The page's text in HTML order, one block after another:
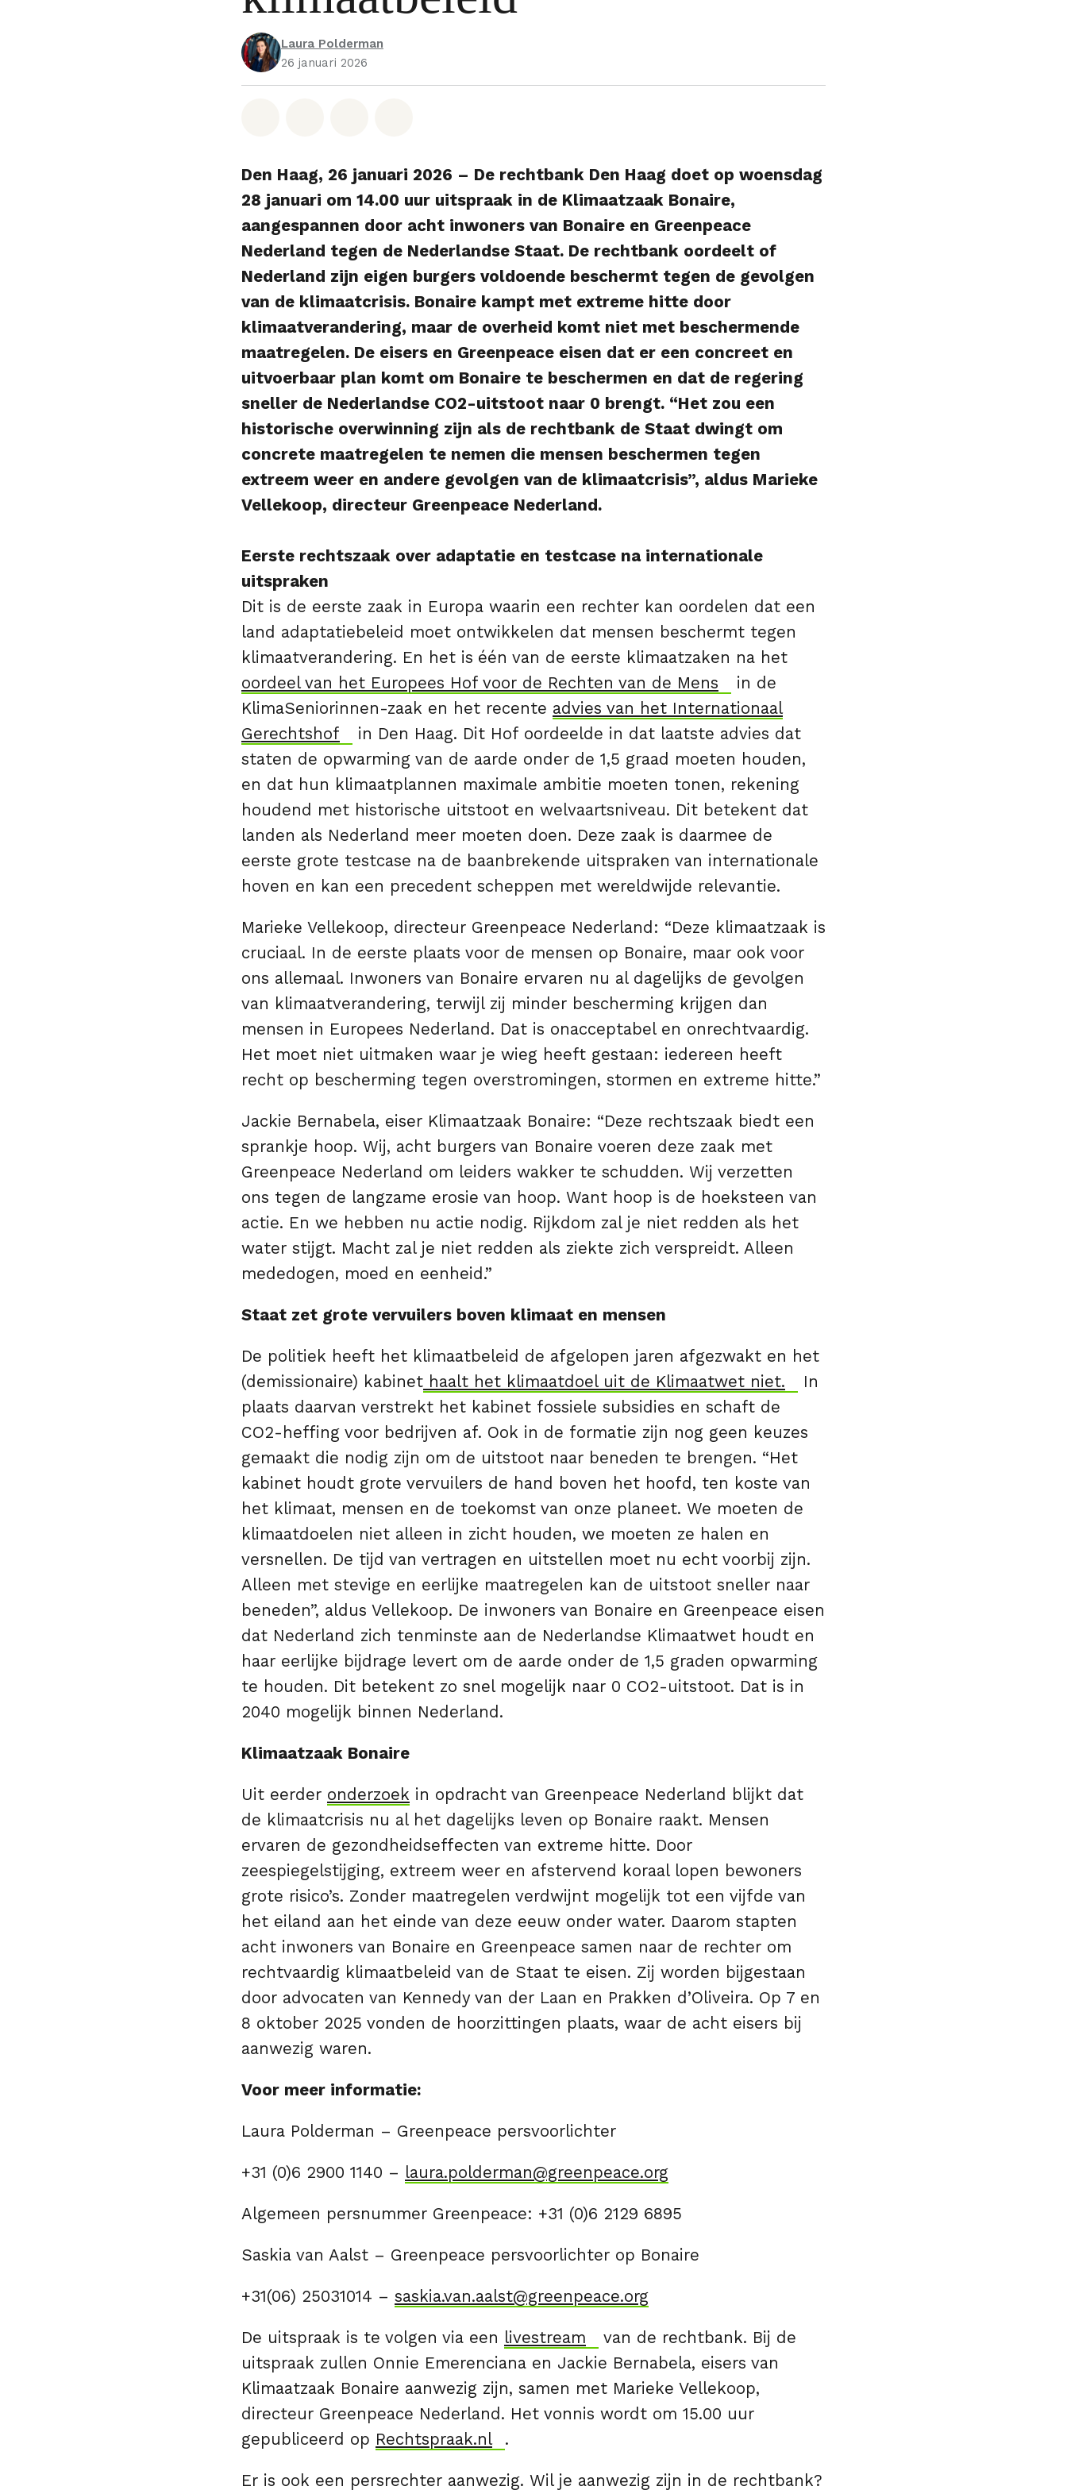
Laura Polderman
26 januari 2026
Den Haag, 26 januari 2026 – De rechtbank Den Haag doet op woensdag
28 januari om 14.00 uur uitspraak in de Klimaatzaak Bonaire,
aangespannen door acht inwoners van Bonaire en Greenpeace
Nederland tegen de Nederlandse Staat. De rechtbank oordeelt of
Nederland zijn eigen burgers voldoende beschermt tegen de gevolgen
van de klimaatcrisis. Bonaire kampt met extreme hitte door
klimaatverandering, maar de overheid komt niet met beschermende
maatregelen. De eisers en Greenpeace eisen dat er een concreet en
uitvoerbaar plan komt om Bonaire te beschermen en dat de regering
sneller de Nederlandse CO2-uitstoot naar 0 brengt. “Het zou een
historische overwinning zijn als de rechtbank de Staat dwingt om
concrete maatregelen te nemen die mensen beschermen tegen
extreem weer en andere gevolgen van de klimaatcrisis”, aldus Marieke
Vellekoop, directeur Greenpeace Nederland.
Eerste rechtszaak over adaptatie en testcase na internationale
uitspraken
Dit is de eerste zaak in Europa waarin een rechter kan oordelen dat een
land adaptatiebeleid moet ontwikkelen dat mensen beschermt tegen
klimaatverandering. En het is één van de eerste klimaatzaken na het
oordeel van het Europees Hof voor de Rechten van de Mens
in de
KlimaSeniorinnen-zaak en het recente advies van het Internationaal
Gerechtshof
in Den Haag. Dit Hof oordeelde in dat laatste advies dat
staten de opwarming van de aarde onder de 1,5 graad moeten houden,
en dat hun klimaatplannen maximale ambitie moeten tonen, rekening
houdend met historische uitstoot en welvaartsniveau. Dit betekent dat
landen als Nederland meer moeten doen. Deze zaak is daarmee de
eerste grote testcase na de baanbrekende uitspraken van internationale
hoven en kan een precedent scheppen met wereldwijde relevantie.
Marieke Vellekoop, directeur Greenpeace Nederland: “Deze klimaatzaak is
cruciaal. In de eerste plaats voor de mensen op Bonaire, maar ook voor
ons allemaal. Inwoners van Bonaire ervaren nu al dagelijks de gevolgen
van klimaatverandering, terwijl zij minder bescherming krijgen dan
mensen in Europees Nederland. Dat is onacceptabel en onrechtvaardig.
Het moet niet uitmaken waar je wieg heeft gestaan: iedereen heeft
recht op bescherming tegen overstromingen, stormen en extreme hitte.”
Jackie Bernabela, eiser Klimaatzaak Bonaire: “Deze rechtszaak biedt een
sprankje hoop. Wij, acht burgers van Bonaire voeren deze zaak met
Greenpeace Nederland om leiders wakker te schudden. Wij verzetten
ons tegen de langzame erosie van hoop. Want hoop is de hoeksteen van
actie. En we hebben nu actie nodig. Rijkdom zal je niet redden als het
water stijgt. Macht zal je niet redden als ziekte zich verspreidt. Alleen
mededogen, moed en eenheid.”
Staat zet grote vervuilers boven klimaat en mensen
De politiek heeft het klimaatbeleid de afgelopen jaren afgezwakt en het
(demissionaire) kabinet haalt het klimaatdoel uit de Klimaatwet niet.
In
plaats daarvan verstrekt het kabinet fossiele subsidies en schaft de
CO2-heffing voor bedrijven af. Ook in de formatie zijn nog geen keuzes
gemaakt die nodig zijn om de uitstoot naar beneden te brengen. “Het
kabinet houdt grote vervuilers de hand boven het hoofd, ten koste van
het klimaat, mensen en de toekomst van onze planeet. We moeten de
klimaatdoelen niet alleen in zicht houden, we moeten ze halen en
versnellen. De tijd van vertragen en uitstellen moet nu echt voorbij zijn.
Alleen met stevige en eerlijke maatregelen kan de uitstoot sneller naar
beneden”, aldus Vellekoop. De inwoners van Bonaire en Greenpeace eisen
dat Nederland zich tenminste aan de Nederlandse Klimaatwet houdt en
haar eerlijke bijdrage levert om de aarde onder de 1,5 graden opwarming
te houden. Dit betekent zo snel mogelijk naar 0 CO2-uitstoot. Dat is in
2040 mogelijk binnen Nederland.
Klimaatzaak Bonaire
Uit eerder onderzoek in opdracht van Greenpeace Nederland blijkt dat
de klimaatcrisis nu al het dagelijks leven op Bonaire raakt. Mensen
ervaren de gezondheidseffecten van extreme hitte. Door
zeespiegelstijging, extreem weer en afstervend koraal lopen bewoners
grote risico’s. Zonder maatregelen verdwijnt mogelijk tot een vijfde van
het eiland aan het einde van deze eeuw onder water. Daarom stapten
acht inwoners van Bonaire en Greenpeace samen naar de rechter om
rechtvaardig klimaatbeleid van de Staat te eisen. Zij worden bijgestaan
door advocaten van Kennedy van der Laan en Prakken d’Oliveira. Op 7 en
8 oktober 2025 vonden de hoorzittingen plaats, waar de acht eisers bij
aanwezig waren.
Voor meer informatie:
Laura Polderman – Greenpeace persvoorlichter
+31 (0)6 2900 1140 – laura.polderman@greenpeace.org
Algemeen persnummer Greenpeace: +31 (0)6 2129 6895
Saskia van Aalst – Greenpeace persvoorlichter op Bonaire
+31(06) 25031014 – saskia.van.aalst@greenpeace.org
De uitspraak is te volgen via een livestream
van de rechtbank. Bij de
uitspraak zullen Onnie Emerenciana en Jackie Bernabela, eisers van
Klimaatzaak Bonaire aanwezig zijn, samen met Marieke Vellekoop,
directeur Greenpeace Nederland. Het vonnis wordt om 15.00 uur
gepubliceerd op Rechtspraak.nl .
Er is ook een persrechter aanwezig. Wil je aanwezig zijn in de rechtbank?